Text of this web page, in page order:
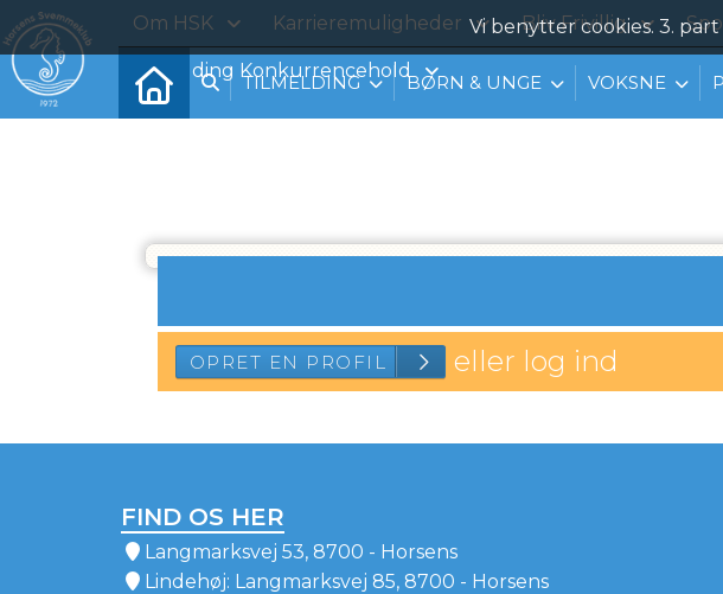
Vi benytter cookies. 3.
TILMELDING BØRN & UNGE VOKSNE
Om HSK Karrieremuligheder Bliv Frivillig
Tilmelding Konkurrencehold
OPRET EN PROFIL
eller log ind
FIND OS HER
Langmarksvej 53, 8700 - Horsens
Lindehøj: Langmarksvej 85, 8700 - Horsens